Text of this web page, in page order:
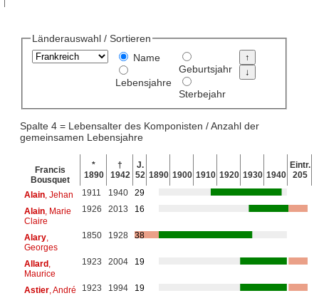
Länderauswahl / Sortieren
Name
Lebensjahre
Geburtsjahr
Sterbejahr
Spalte 4 = Lebensalter des Komponisten / Anzahl der
gemeinsamen Lebensjahre
Francis
Bousquet
*
1890
†
1942
J.
52 1890 1900 1910 1920 1930 1940
Eintr.
205
Alain, Jehan 1911 1940
29
Alain, Marie
Claire
1926 2013 16
Alary,
Georges
1850 1928 38
Allard,
Maurice
1923 2004 19
Astier, André 1923 1994
19